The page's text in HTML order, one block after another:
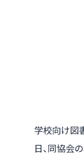
学校向け図
日、同協会